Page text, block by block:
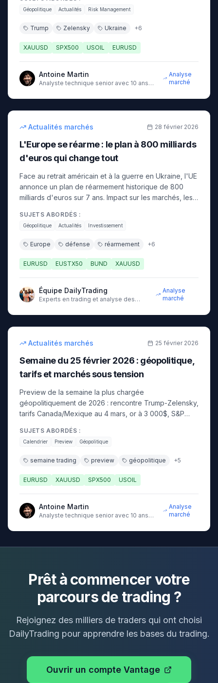
énergie, défense européenne.
Géopolitique Actualités Risk Management
Trump Zelensky Ukraine +6
XAUUSD SPX500 USOIL EURUSD
Antoine Martin
Analyste technique senior avec 10 ans
Analyse
marché
15min
Actualités marchés 28 février 2026
L'Europe se réarme : le plan à 800 milliards
d'euros qui change tout
Face au retrait américain et à la guerre en Ukraine, l'UE
annonce un plan de réarmement historique de 800
milliards d'euros sur 7 ans. Impact sur les marchés, les
SUJETS ABORDÉS :
Géopolitique Actualités Investissement
Europe défense réarmement +6
EURUSD EUSTX50 BUND XAUUSD
Équipe DailyTrading
Experts en trading et analyse des
Analyse
marché
9min
Actualités marchés 25 février 2026
Semaine du 25 février 2026 : géopolitique,
tarifs et marchés sous tension
Preview de la semaine la plus chargée
géopolitiquement de 2026 : rencontre Trump-Zelensky,
tarifs Canada/Mexique au 4 mars, or à 3 000$, S&P
pétrole et indices.
SUJETS ABORDÉS :
Calendrier Preview Géopolitique
semaine trading preview géopolitique +5
EURUSD XAUUSD SPX500 USOIL
Antoine Martin
Analyste technique senior avec 10 ans
Analyse
marché
Prêt à commencer votre
parcours de trading ?
Rejoignez des milliers de traders qui ont choisi
DailyTrading pour apprendre les bases du trading.
Ouvrir un compte Vantage